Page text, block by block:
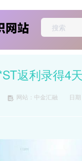
返利录得4
网站：中金汇融
日